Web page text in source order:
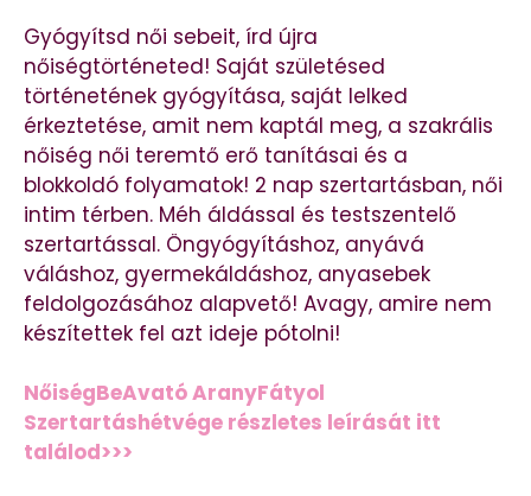
Gyógyítsd női sebeit, írd újra
nőiségtörténeted! Saját születésed
történetének gyógyítása, saját lelked
érkeztetése, amit nem kaptál meg, a szakrális
nőiség női teremtő erő tanításai és a
blokkoldó folyamatok! 2 nap szertartásban, női
intim térben. Méh áldással és testszentelő
szertartással. Öngyógyításhoz, anyává
váláshoz, gyermekáldáshoz, anyasebek
feldolgozásához alapvető! Avagy, amire nem
készítettek fel azt ideje pótolni!
NőiségBeAvató AranyFátyol
Szertartáshétvége részletes leírását itt
találod>>>